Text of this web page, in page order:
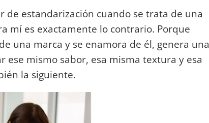
de estandarización cuando se trata de una
mí es exactamente lo contrario. Porque
una marca y se enamora de él, genera una
ese mismo sabor, esa misma textura y esa
la siguiente.